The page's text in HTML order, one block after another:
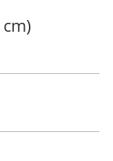
cm)